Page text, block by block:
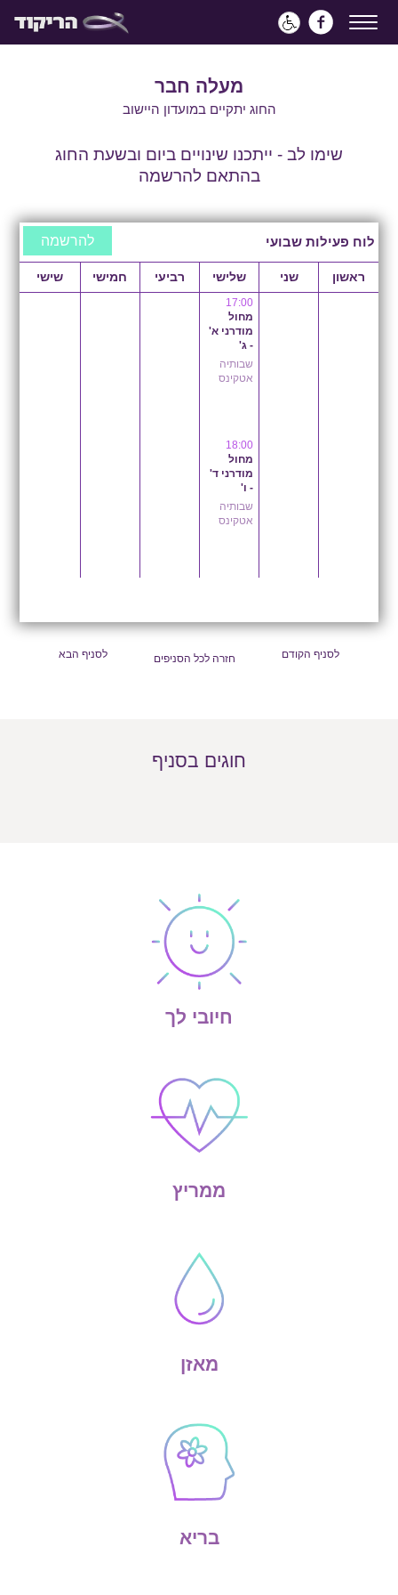
מעלה חבר
החוג יתקיים במועדון היישוב
שימו לב - ייתכנו שינויים ביום ובשעת החוג
בהתאם להרשמה
לוח פעילות שבועי להרשמה
ראשון שני שלישי רביעי חמישי שישי
17:00
מחול
מודרני א'
- ג'
שבותיה
אטקינס
18:00
מחול
מודרני ד'
- ו'
שבותיה
אטקינס
לסניף הקודם חזרה לכל הסניפים לסניף הבא
חוגים בסניף
חיובי לך
ממריץ
מאזן
בריא